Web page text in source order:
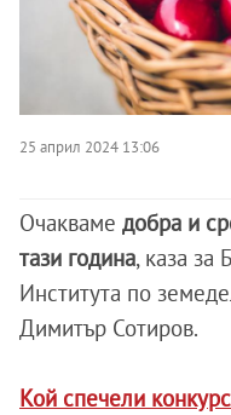
25 април 2024 13:06
Очакваме добра и
тази година, каза за
Института по
Димитър Сотиров.
Кой спечели